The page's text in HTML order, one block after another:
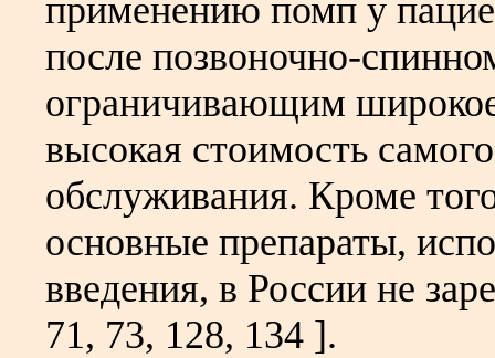
применению помп у
после позвоночно-
ограничивающим
высокая стоимость
обслуживания. Кроме
основные препараты,
введения, в России не
71, 73, 128, 134 ].